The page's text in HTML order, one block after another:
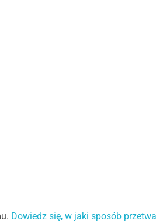
Dowiedz się, w jaki sposób